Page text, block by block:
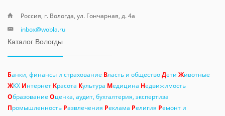
Россия, г. Вологда, ул. Гончарная, д. 4а
inbox@wobla.ru
Каталог Вологды
Банки, финансы и страхование Власть и обществоДети Животные
ЖКХ Интернет Красота Культура Медицина Недвижимость
Образование Оценка, аудит, бухгалтерия, экспертиза
Промышленность Развлечения Реклама Религия Ремонт и